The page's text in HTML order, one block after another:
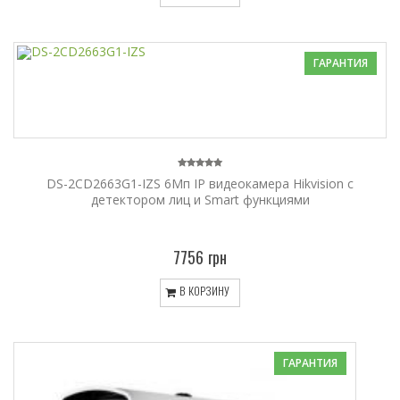
ГАРАНТИЯ
DS-2CD2663G1-IZS 6Мп IP видеокамера Hikvision c
детектором лиц и Smart функциями
7756 грн
В КОРЗИНУ
ГАРАНТИЯ